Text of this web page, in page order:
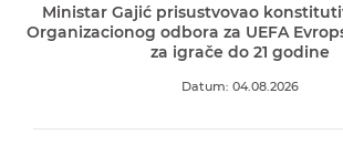
Ministar Gajić prisustvovao
Organizacionog odbora za UEFA
za igrače do 21 godine
Datum: 04.08.2026